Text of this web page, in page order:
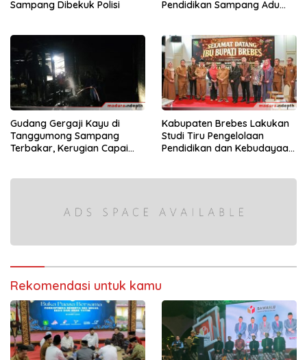
Sampang Dibekuk Polisi
Pendidikan Sampang Adu
Gudang Gergaji Kayu di
Tanggumong Sampang
Terbakar, Kerugian Capai
Kabupaten Brebes Lakukan
Studi Tiru Pengelolaan
Pendidikan dan Kebudayaan
Rekomendasi untuk kamu